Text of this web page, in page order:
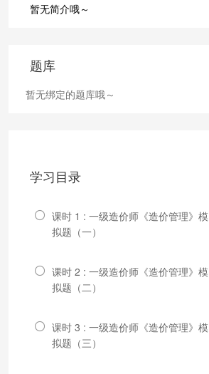
暂无简介哦～
题库
暂无绑定的题库哦～
学习目录
课时 1 : 一级造价师《造价管理》模
拟题（一）
课时 2 : 一级造价师《造价管理》模
拟题（二）
课时 3 : 一级造价师《造价管理》模
拟题（三）